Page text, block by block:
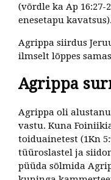
(võrdle ka Ap
enesetapu kavatsus).
Agrippa siirdus
ilmselt lõppes
Agrippa
Agrippa oli
vastu. Kuna
toiduainetest (1Kn
tüüroslastel ja
püüda sõlmida